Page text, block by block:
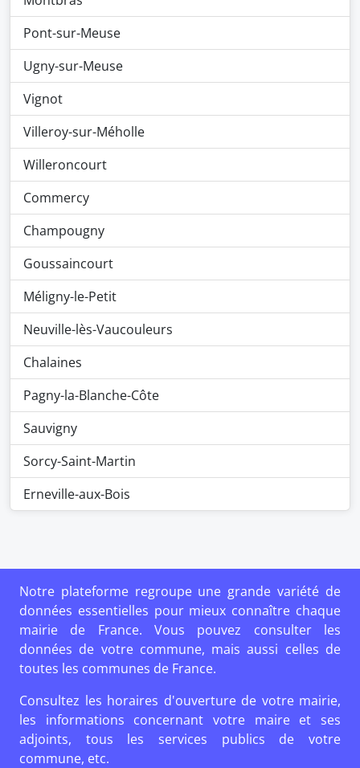
Pont-sur-Meuse
Ugny-sur-Meuse
Vignot
Villeroy-sur-Méholle
Willeroncourt
Commercy
Champougny
Goussaincourt
Méligny-le-Petit
Neuville-lès-Vaucouleurs
Chalaines
Pagny-la-Blanche-Côte
Sauvigny
Sorcy-Saint-Martin
Erneville-aux-Bois
Notre plateforme regroupe une grande variété de
données essentielles pour mieux connaître chaque
mairie de France. Vous pouvez consulter les
données de votre commune, mais aussi celles de
toutes les communes de France.
Consultez les horaires d'ouverture de votre mairie,
les informations concernant votre maire et ses
adjoints, tous les services publics de votre
commune, etc.